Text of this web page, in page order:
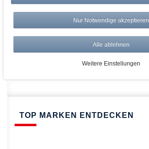
Versandkostenfrei ab 150€
Risikolos: 14 Tage Rückgabe
Über 20.000 Artikel
Schnelle Lieferung
TOP MARKEN ENTDECKEN
Nur Notwendige akzeptieren
Alle ablehnen
Weitere Einstellungen